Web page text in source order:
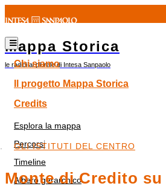
Mappa Storica
le radici al plurale di Intesa Sanpaolo
Chi siamo
Il progetto Mappa Storica
Credits
Esplora la mappa
Percorsi
Timeline
Albero gerarchico
GLI ISTITUTI DEL CENTRO
Monte di Credito su